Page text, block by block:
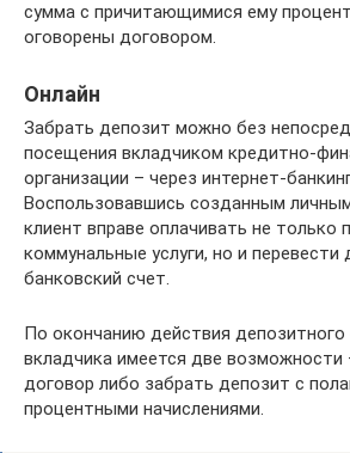
сумма с причитающимися ему
оговорены договором.
Онлайн
Забрать депозит можно без
посещения вкладчиком кредитно-
организации – через интернет-
Воспользовавшись созданным
клиент вправе оплачивать не только
коммунальные услуги, но и перевести
банковский счет.
По окончанию действия депозитного
вкладчика имеется две возможности
договор либо забрать депозит с
процентными начислениями.